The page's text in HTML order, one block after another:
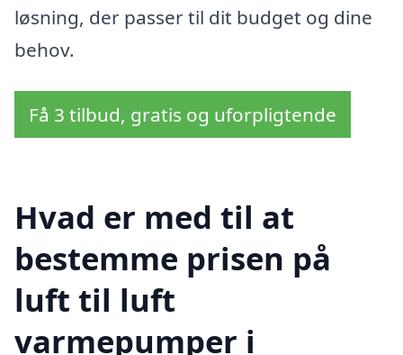
løsning, der passer til dit budget og dine
behov.
Få 3 tilbud, gratis og uforpligtende
Hvad er med til at
bestemme prisen på
luft til luft
varmepumper i